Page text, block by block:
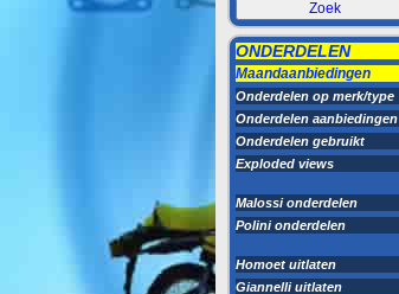
ONDERDELEN
Maandaanbiedingen
Onderdelen op merk/type
Onderdelen aanbiedingen
Onderdelen gebruikt
Exploded views
Malossi onderdelen
Polini onderdelen
Homoet uitlaten
Giannelli uitlaten